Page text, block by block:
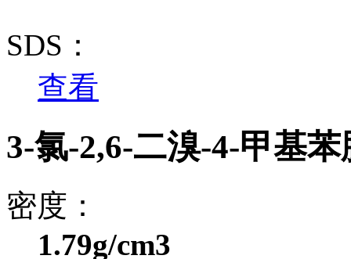
SDS：
查看
3-氯-2,6-二溴-4-甲基
密度：
1.79g/cm3